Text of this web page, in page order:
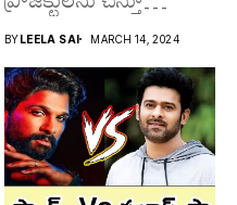
దూసుకుపోతోన్నారు.
అందులో కొందరు
మాత్రమే...
BYLEELA SAI MARCH 14, 2024